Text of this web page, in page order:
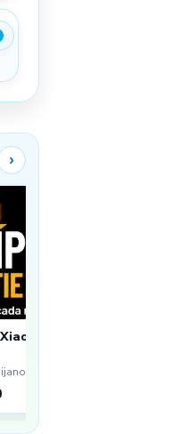
›
Sefie Stick Tripod
· Oportunidades